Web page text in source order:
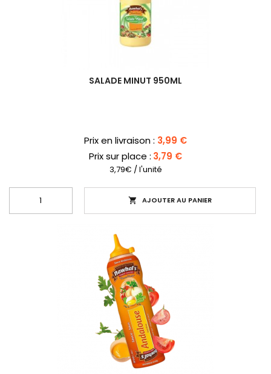
SALADE MINUT 950ML
Prix
Prix en livraison : 3,99 €
Prix sur place : 3,79 €
3,79€ / l'unité
 AJOUTER AU PANIER